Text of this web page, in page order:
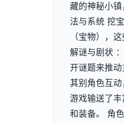
藏的神秘小
法与系统 挖
（宝物），
解谜与剧状
开谜题来推
其别角色互
游戏输送了
和装备。 角